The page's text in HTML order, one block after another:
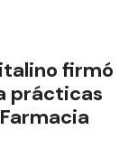
firmó
prácticas